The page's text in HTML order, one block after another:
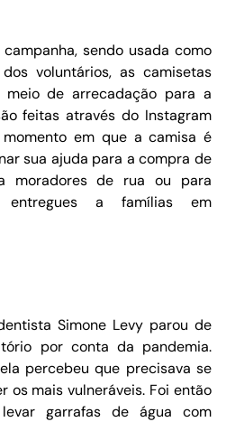
sendo usada como
voluntários, as camisetas
de arrecadação para a
feitas através do Instagram
em que a camisa é
sua ajuda para a compra de
moradores de rua ou para
a famílias em
Simone Levy parou de
por conta da pandemia.
percebeu que precisava se
os mais vulneráveis. Foi então
garrafas de água com